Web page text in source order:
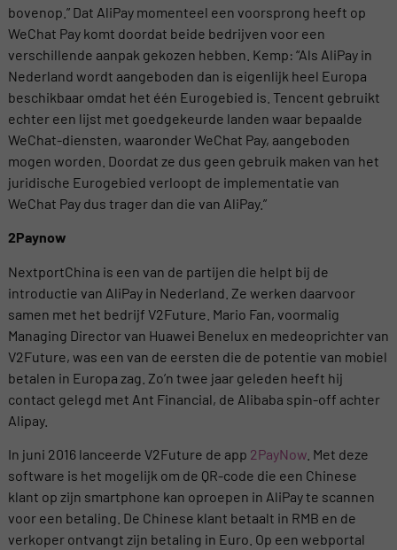
bovenop.” Dat AliPay momenteel een voorsprong heeft op
WeChat Pay komt doordat beide bedrijven voor een
verschillende aanpak gekozen hebben. Kemp: “Als AliPay in
Nederland wordt aangeboden dan is eigenlijk heel Europa
beschikbaar omdat het één Eurogebied is. Tencent gebruikt
echter een lijst met goedgekeurde landen waar bepaalde
WeChat-diensten, waaronder WeChat Pay, aangeboden
mogen worden. Doordat ze dus geen gebruik maken van het
juridische Eurogebied verloopt de implementatie van
WeChat Pay dus trager dan die van AliPay.”
2Paynow
NextportChina is een van de partijen die helpt bij de
introductie van AliPay in Nederland. Ze werken daarvoor
samen met het bedrijf V2Future. Mario Fan, voormalig
Managing Director van Huawei Benelux en medeoprichter van
V2Future, was een van de eersten die de potentie van mobiel
betalen in Europa zag. Zo’n twee jaar geleden heeft hij
contact gelegd met Ant Financial, de Alibaba spin-off achter
Alipay.
In juni 2016 lanceerde V2Future de app 2PayNow. Met deze
software is het mogelijk om de QR-code die een Chinese
klant op zijn smartphone kan oproepen in AliPay te scannen
voor een betaling. De Chinese klant betaalt in RMB en de
verkoper ontvangt zijn betaling in Euro. Op een webportal